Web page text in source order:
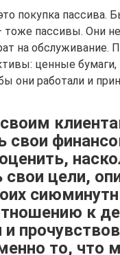
покупка пассива.
пассивы. Они
на обслуживание.
ценные бумаги,
они работали и
свои
цели,
к
то, что